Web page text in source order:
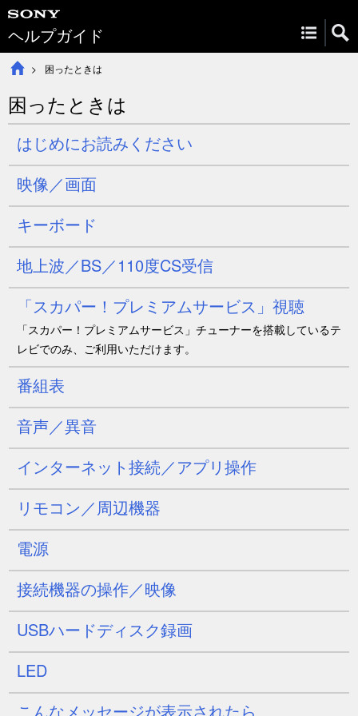
ヘルプガイド
困ったときは
困ったときは
はじめにお読みください
映像／画面
キーボード
地上波／BS／110度CS受信
「スカパー！プレミアムサービス」視聴
「スカパー！プレミアムサービス」チューナーを搭載しているテ
レビでのみ、ご利用いただけます。
番組表
音声／異音
インターネット接続／アプリ操作
リモコン／周辺機器
電源
接続機器の操作／映像
USBハードディスク録画
LED
こんなメッセージが表示されたら